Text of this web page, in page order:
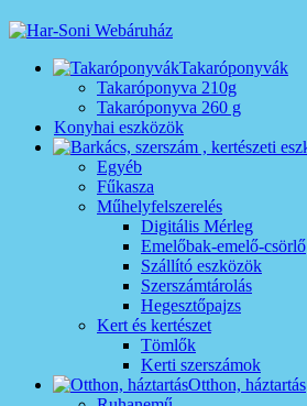
Takaróponyvák
Takaróponyva 210g
Takaróponyva 260 g
Konyhai eszközök
Egyéb
Fűkasza
Műhelyfelszerelés
Digitális Mérleg
Emelőbak-emelő-csörlő
Szállító eszközök
Szerszámtárolás
Hegesztőpajzs
Kert és kertészet
Tömlők
Kerti szerszámok
Otthon, háztartás